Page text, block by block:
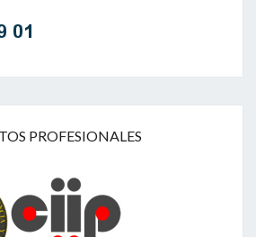
PROFESIONALES